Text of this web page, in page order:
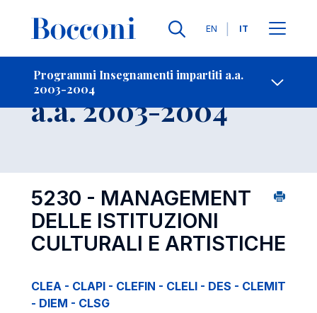
Lingue
EN IT
Programmi Insegnamenti impartiti a.a.
2003-2004
-
Insegnamento
a.a. 2003-2004
5230 - MANAGEMENT
DELLE ISTITUZIONI
CULTURALI E ARTISTICHE
CLEA - CLAPI - CLEFIN - CLELI - DES - CLEMIT
- DIEM - CLSG